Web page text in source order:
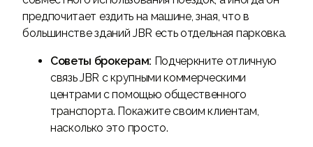
предпочитает ездить на машине, зная, что в
большинстве зданий JBR есть отдельная парковка.
Советы брокерам: Подчеркните отличную
связь JBR с крупными коммерческими
центрами с помощью общественного
транспорта. Покажите своим клиентам,
насколько это просто.